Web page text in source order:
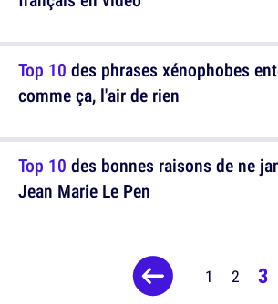
Top 10 des phrases xénophobes
comme ça, l'air de rien
Top 10 des bonnes raisons de ne
Jean Marie Le Pen
1 2 3